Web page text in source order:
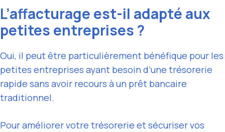
L’affacturage est-il adapté aux
petites entreprises ?
Oui, il peut être particulièrement bénéfique pour les
petites entreprises ayant besoin d’une trésorerie
rapide sans avoir recours à un prêt bancaire
traditionnel.
Pour améliorer votre trésorerie et sécuriser vos